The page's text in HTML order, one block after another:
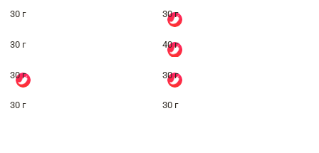
30 г 30 г
30 г 40 г
30 г 30 г
30 г 30 г